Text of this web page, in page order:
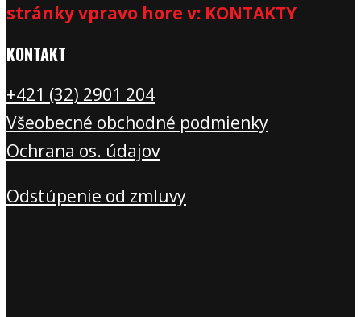
stránky vpravo hore v: KONTAKTY
KONTAKT
+421 (32) 2901 204
Všeobecné obchodné podmienky
Ochrana os. údajov
Odstúpenie od zmluvy